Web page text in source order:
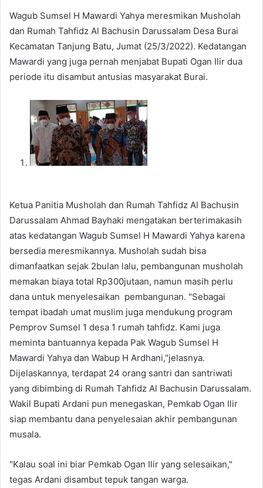
Wagub Sumsel H Mawardi Yahya meresmikan Musholah
dan Rumah Tahfidz Al Bachusin Darussalam Desa Burai
Kecamatan Tanjung Batu, Jumat (25/3/2022). Kedatangan
Mawardi yang juga pernah menjabat Bupati Ogan Ilir dua
periode itu disambut antusias masyarakat Burai.
Ketua Panitia Musholah dan Rumah Tahfidz Al Bachusin
Darussalam Ahmad Bayhaki mengatakan berterimakasih
atas kedatangan Wagub Sumsel H Mawardi Yahya karena
bersedia meresmikannya. Musholah sudah bisa
dimanfaatkan sejak 2bulan lalu, pembangunan musholah
memakan biaya total Rp300jutaan, namun masih perlu
dana untuk menyelesaikan pembangunan. "Sebagai
tempat ibadah umat muslim juga mendukung program
Pemprov Sumsel 1 desa 1 rumah tahfidz. Kami juga
meminta bantuannya kepada Pak Wagub Sumsel H
Mawardi Yahya dan Wabup H Ardhani,"jelasnya.
Dijelaskannya, terdapat 24 orang santri dan santriwati
yang dibimbing di Rumah Tahfidz Al Bachusin Darussalam.
Wakil Bupati Ardani pun menegaskan, Pemkab Ogan Ilir
siap membantu dana penyelesaian akhir pembangunan
musala.
"Kalau soal ini biar Pemkab Ogan Ilir yang selesaikan,"
tegas Ardani disambut tepuk tangan warga.